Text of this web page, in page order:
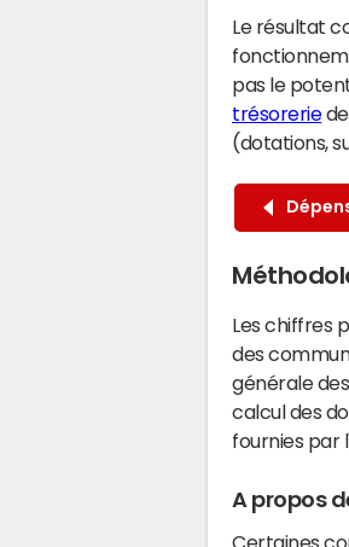
Le résultat
pas le
trésoreriede
(dotations,
Les chiffres
des
générale
calcul des
fournies par
A propos
Certaines